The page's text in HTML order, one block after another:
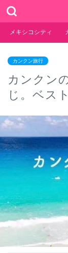
メキシコシティ
カンクン旅行
カンクン
じ。ベス